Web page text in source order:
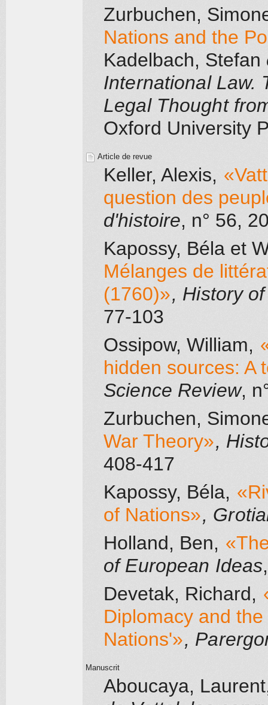
Zurbuchen,
Nations and the
Kadelbach, Stefan
International Law.
Legal Thought
Oxford University
Article de revue
Keller, Alexis,
question des
d'histoire, n° 56,
Kapossy, Béla et
Mélanges de
(1760)», History
77-103
Ossipow, William,
hidden sources: A
Science Review,
Zurbuchen,
War Theory»,
408-417
Kapossy, Béla,
of Nations»,
Holland, Ben,
of European Ideas
Devetak, Richard,
Diplomacy and
Nations'»,
Manuscrit
Aboucaya, Laurent